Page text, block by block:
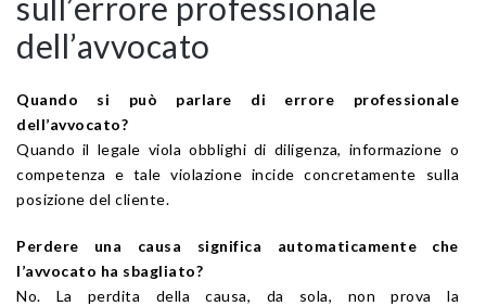
dell’avvocato
Quando si può parlare di errore professionale
dell’avvocato?
Quando il legale viola obblighi di diligenza, informazione o
competenza e tale violazione incide concretamente sulla
posizione del cliente.
Perdere una causa significa automaticamente che
l’avvocato ha sbagliato?
No. La perdita della causa, da sola, non prova la